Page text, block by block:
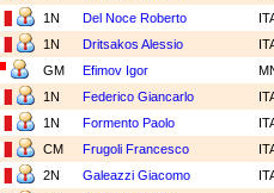
1N Del Noce Roberto
1N Dritsakos Alessio
GM Efimov Igor
1N Federico Giancarlo
1N Formento Paolo
CM Frugoli Francesco
2N Galeazzi Giacomo